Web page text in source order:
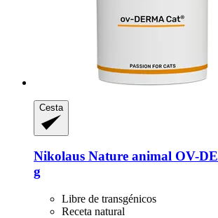
Cesta
Nikolaus Nature animal OV-​
g
Libre de transgénicos
Receta natural